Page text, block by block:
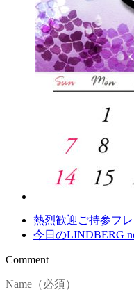
熱烈歓迎ご持参フ
今日のLINDBERG
Comment
Name（必須）